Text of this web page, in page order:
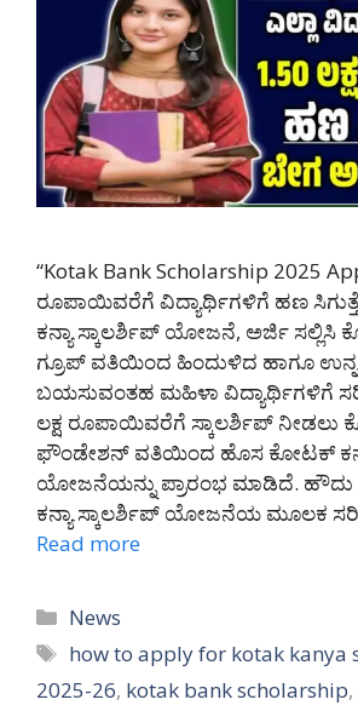
“Kotak Bank Scholarship 2025
ರೂಪಾಯಿವರೆಗೆ ವಿದ್ಯಾರ್ಥಿಗಳಿಗೆ ಹಣ
ಕನ್ಯಾ ಸ್ಕಾಲರ್ಶಿಪ್ ಯೋಜನೆ, ಅರ್ಜಿ ಸಲ್ಲಿಸಿ
ಗ್ರೂಪ್ ವತಿಯಿಂದ ಹಿಂದುಳಿದ ಹಾಗೂ
ಬಯಸುವಂತಹ ಮಹಿಳಾ ವಿದ್ಯಾರ್ಥಿಗಳಿಗೆ
ಲಕ್ಷ ರೂಪಾಯಿವರೆಗೆ ಸ್ಕಾಲರ್ಶಿಪ್
ಫೌಂಡೇಶನ್ ವತಿಯಿಂದ ಹೊಸ ಕೋಟಕ್
ಯೋಜನೆಯನ್ನು ಪ್ರಾರಂಭ ಮಾಡಿದೆ. ಹೌದು
ಕನ್ಯಾ ಸ್ಕಾಲರ್ಶಿಪ್ ಯೋಜನೆಯ ಮೂಲಕ
Read more
Categories
News
Tags
how to apply for kotak kanya
2025-26, kotak bank scholarship,